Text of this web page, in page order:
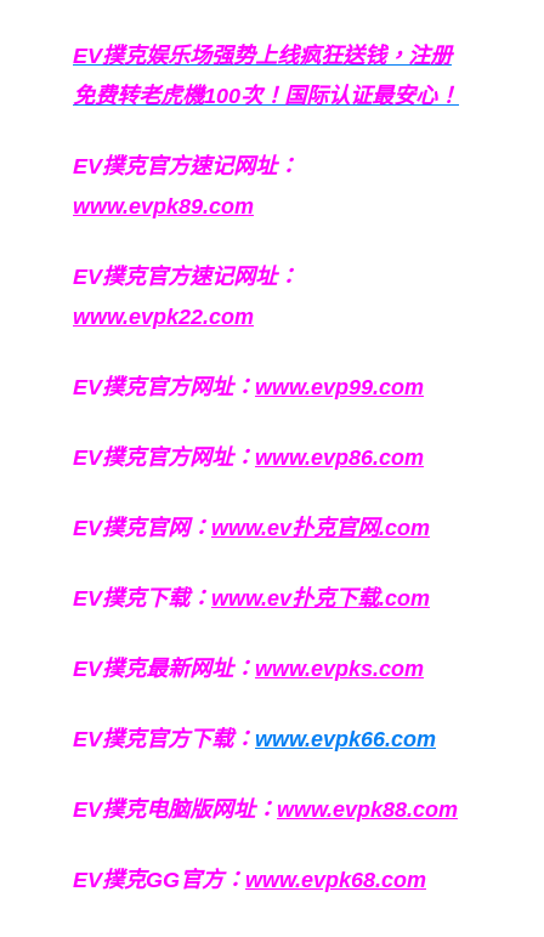
EV撲克娱乐场强势上线疯狂送钱，注册
免费转老虎機100次！国际认证最安心！
EV撲克官方速记网址：
www.evpk89.com
EV撲克官方速记网址：
www.evpk22.com
EV撲克官方网址： www.evp99.com
EV撲克官方网址： www.evp86.com
EV撲克官网： www.ev扑克官网.com
EV撲克下载： www.ev扑克下载.com
EV撲克最新网址： www.evpks.com
EV撲克官方下载： www.evpk66.com
EV撲克电脑版网址： www.evpk88.com
EV撲克GG官方： www.evpk68.com